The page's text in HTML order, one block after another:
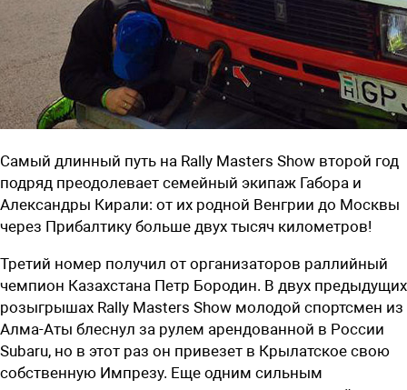
Самый длинный путь на Rally Masters Show второй год
подряд преодолевает семейный экипаж Габора и
Александры Кирали: от их родной Венгрии до Москвы
через Прибалтику больше двух тысяч километров!
Третий номер получил от организаторов раллийный
чемпион Казахстана Петр Бородин. В двух предыдущих
розыгрышах Rally Masters Show молодой спортсмен из
Алма-Аты блеснул за рулем арендованной в России
Subaru, но в этот раз он привезет в Крылатское свою
собственную Импрезу. Еще одним сильным